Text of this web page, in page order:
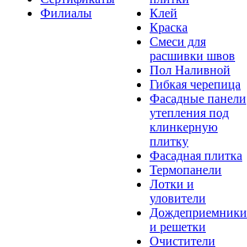
Филиалы
Клей
Краска
Смеси для
расшивки швов
Пол Наливной
Гибкая черепица
Фасадные панели
утепления под
клинкерную
плитку
Фасадная плитка
Термопанели
Лотки и
уловители
Дождеприемники
и решетки
Очистители